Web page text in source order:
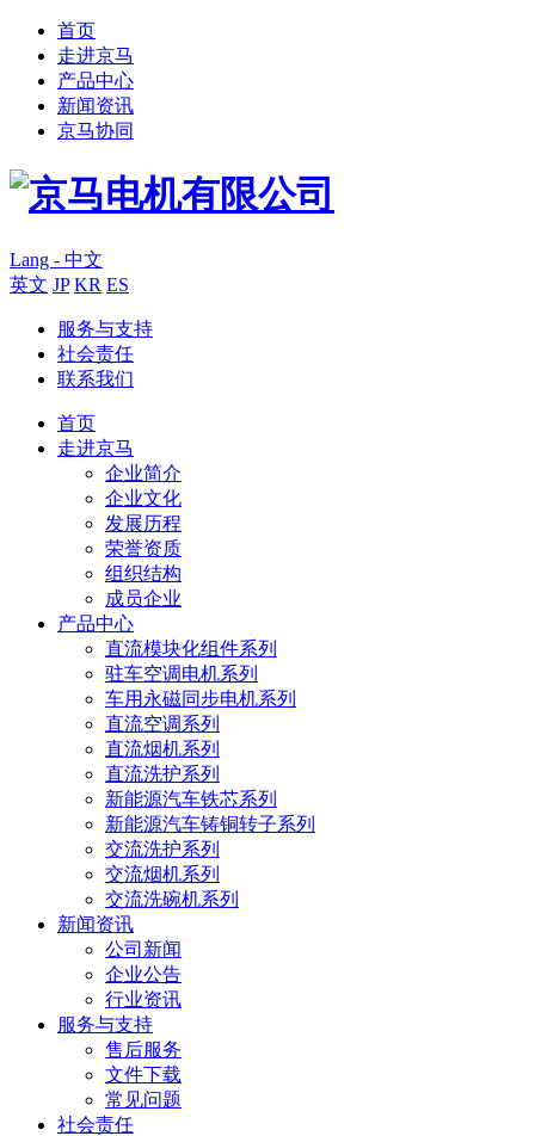
首页
走进京马
产品中心
新闻资讯
京马协同
Lang - 中文
英文 JP KR ES
服务与支持
社会责任
联系我们
首页
走进京马
企业简介
企业文化
发展历程
荣誉资质
组织结构
成员企业
产品中心
直流模块化组件系列
驻车空调电机系列
车用永磁同步电机系列
直流空调系列
直流烟机系列
直流洗护系列
新能源汽车铁芯系列
新能源汽车铸铜转子系列
交流洗护系列
交流烟机系列
交流洗碗机系列
新闻资讯
公司新闻
企业公告
行业资讯
服务与支持
售后服务
文件下载
常见问题
社会责任